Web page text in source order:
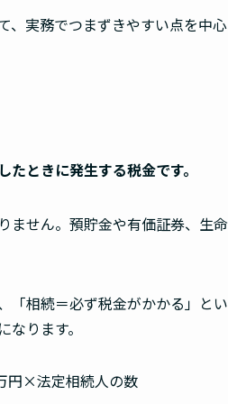
実務でつまずきやすい点を中心
ときに発生する税金です。
ません。預貯金や有価証券、生
「相続＝必ず税金がかかる」と
ります。
円×法定相続人の数